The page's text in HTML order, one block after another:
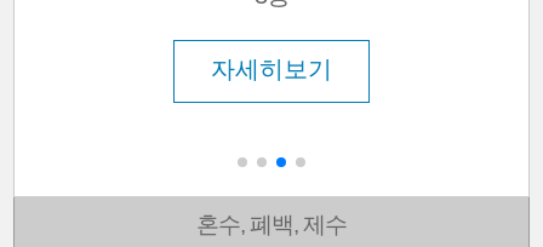
자세히보기
혼수, 폐백, 제수